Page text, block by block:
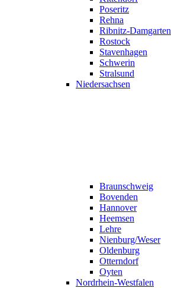
Poseritz
Rehna
Ribnitz-Damgarten
Rostock
Stavenhagen
Schwerin
Stralsund
Niedersachsen
Braunschweig
Bovenden
Hannover
Heemsen
Lehre
Nienburg/Weser
Oldenburg
Otterndorf
Oyten
Nordrhein-Westfalen